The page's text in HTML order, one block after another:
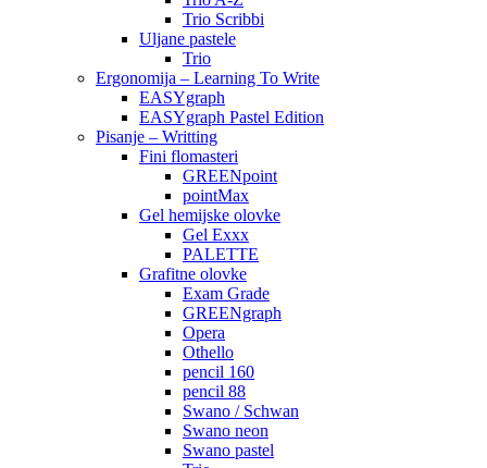
Trio Scribbi
Uljane pastele
Trio
Ergonomija – Learning To Write
EASYgraph
EASYgraph Pastel Edition
Pisanje – Writting
Fini flomasteri
GREENpoint
pointMax
Gel hemijske olovke
Gel Exxx
PALETTE
Grafitne olovke
Exam Grade
GREENgraph
Opera
Othello
pencil 160
pencil 88
Swano / Schwan
Swano neon
Swano pastel